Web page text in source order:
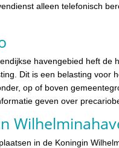
alleen telefonisch
havengebied heft de
Dit is een belasting voor
op of boven
geven over
in de Koningin